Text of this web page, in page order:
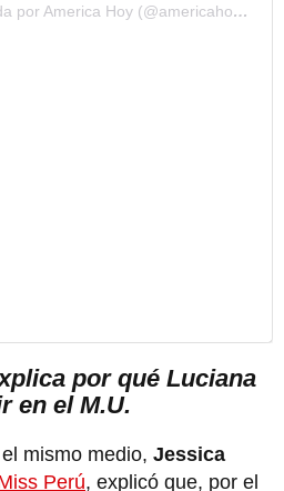
Una publicación compartida por America Hoy (@americahoytv)
por qué Luciana
en el M.U.
mismo medio, Jessica
Perú, explicó que, por el